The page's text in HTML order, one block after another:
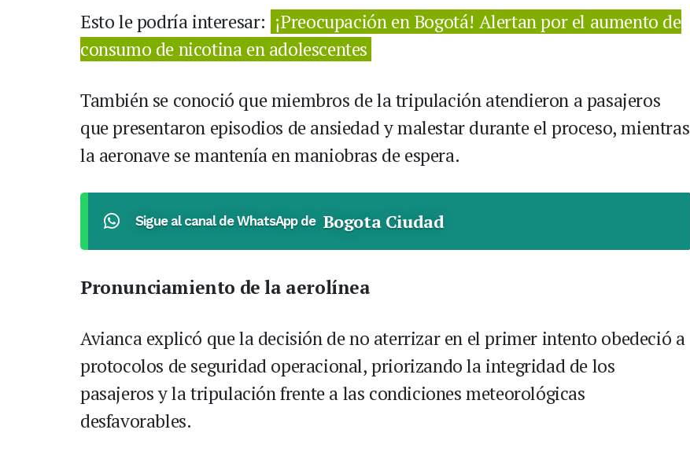
Esto le podría interesar: ¡Preocupación en Bogotá! Alertan por el aumento de
consumo de nicotina en adolescentes
También se conoció que miembros de la tripulación atendieron a pasajeros
que presentaron episodios de ansiedad y malestar durante el proceso, mientras
la aeronave se mantenía en maniobras de espera.
Sigue al canal de WhatsApp de Bogota Ciudad
Pronunciamiento de la aerolínea
Avianca explicó que la decisión de no aterrizar en el primer intento obedeció a
protocolos de seguridad operacional, priorizando la integridad de los
pasajeros y la tripulación frente a las condiciones meteorológicas
desfavorables.